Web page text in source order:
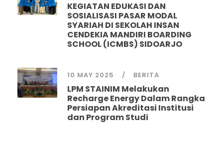
KEGIATAN EDUKASI DAN
SOSIALISASI PASAR MODAL
SYARIAH DI SEKOLAH INSAN
CENDEKIA MANDIRI BOARDING
SCHOOL (ICMBS) SIDOARJO
10 MAY 2025 BERITA
LPM STAINIM Melakukan
Recharge Energy Dalam Rangka
Persiapan Akreditasi Institusi
dan Program Studi